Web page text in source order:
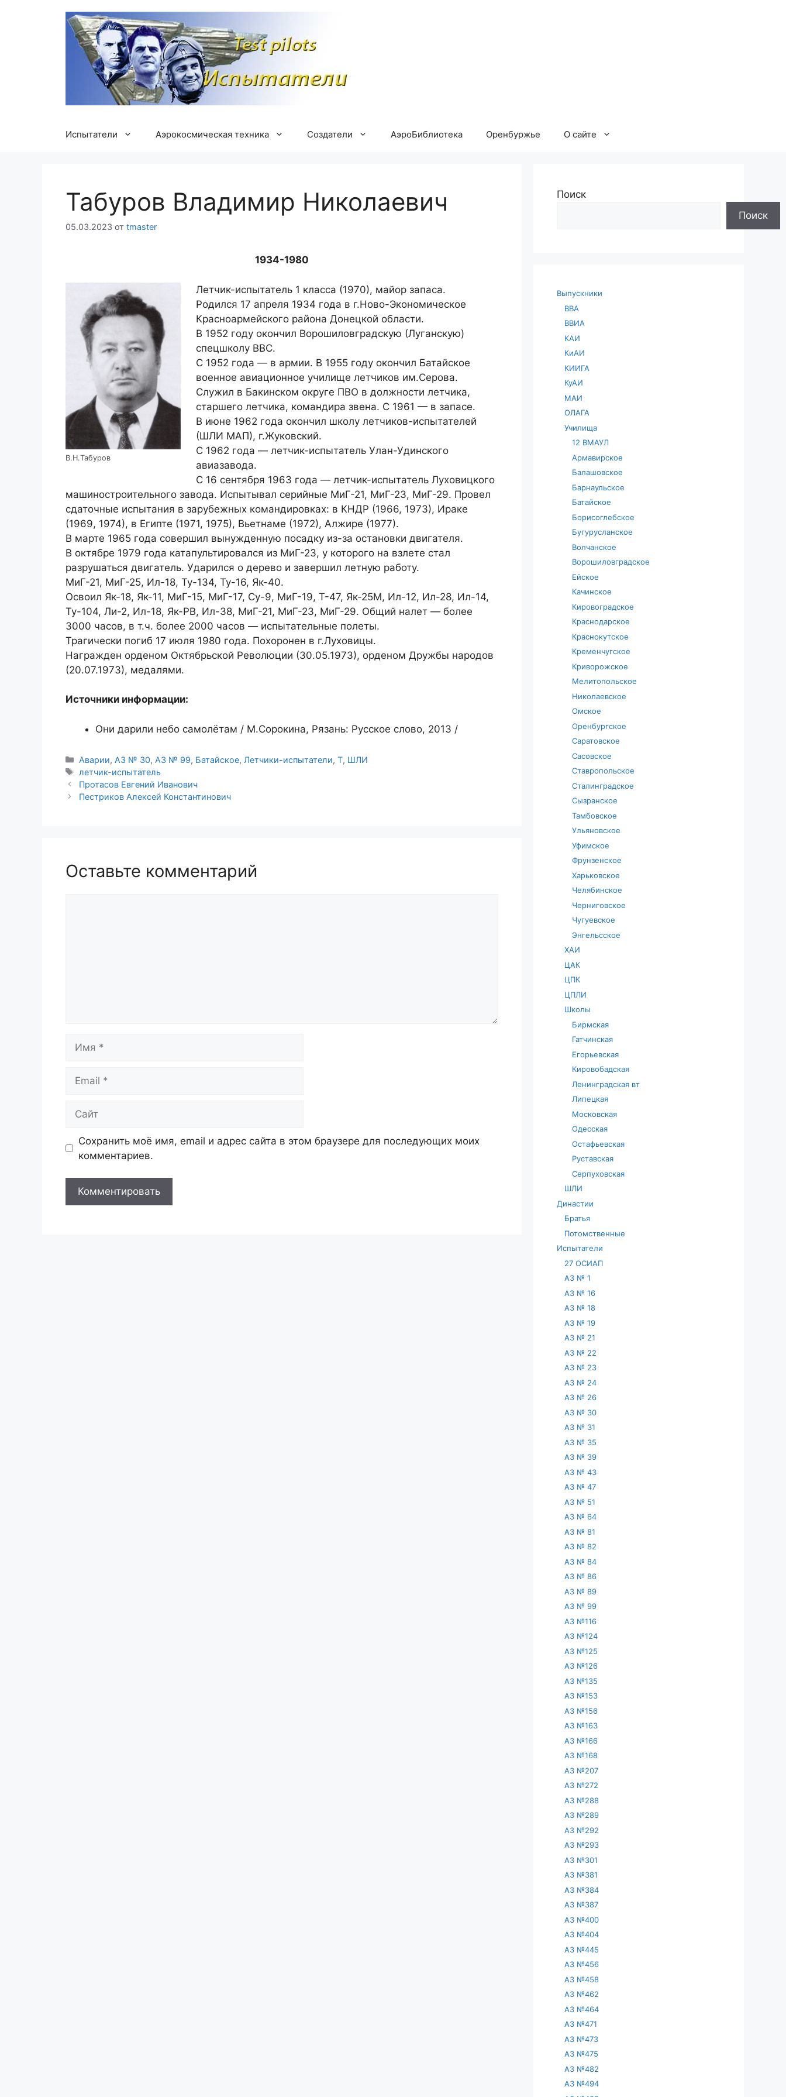
Испытатели Аэрокосмическая техника Создатели АэроБиблиотека Оренбуржье О сайте
Табуров Владимир Николаевич
05.03.2023 от tmaster
1934-1980
В.Н.Табуров
Летчик-испытатель 1 класса (1970), майор запаса.
Родился 17 апреля 1934 года в г.Ново-Экономическое
Красноармейского района Донецкой области.
В 1952 году окончил Ворошиловградскую (Луганскую)
спецшколу ВВС.
С 1952 года — в армии. В 1955 году окончил Батайское
военное авиационное училище летчиков им.Серова.
Служил в Бакинском округе ПВО в должности летчика,
старшего летчика, командира звена. С 1961 — в запасе.
В июне 1962 года окончил школу летчиков-испытателей
(ШЛИ МАП), г.Жуковский.
С 1962 года — летчик-испытатель Улан-Удинского
авиазавода.
C 16 сентября 1963 года — летчик-испытатель Луховицкого
машиностроительного завода. Испытывал серийные МиГ-21, МиГ-23, МиГ-29. Провел
сдаточные испытания в зарубежных командировках: в КНДР (1966, 1973), Ираке
(1969, 1974), в Египте (1971, 1975), Вьетнаме (1972), Алжире (1977).
В марте 1965 года совершил вынужденную посадку из-за остановки двигателя.
В октябре 1979 года катапультировался из МиГ-23, у которого на взлете стал
разрушаться двигатель. Ударился о дерево и завершил летную работу.
МиГ-21, МиГ-25, Ил-18, Ту-134, Ту-16, Як-40.
Освоил Як-18, Як-11, МиГ-15, МиГ-17, Су-9, МиГ-19, Т-47, Як-25М, Ил-12, Ил-28, Ил-14,
Ту-104, Ли-2, Ил-18, Як-РВ, Ил-38, МиГ-21, МиГ-23, МиГ-29. Общий налет — более
3000 часов, в т.ч. более 2000 часов — испытательные полеты.
Трагически погиб 17 июля 1980 года. Похоронен в г.Луховицы.
Награжден орденом Октябрьской Революции (30.05.1973), орденом Дружбы народов
(20.07.1973), медалями.
Источники информации:
Они дарили небо самолётам / М.Сорокина, Рязань: Русское слово, 2013 /
Рубрики
Аварии, АЗ № 30, АЗ № 99, Батайское,Летчики-испытатели,Т, ШЛИ
Метки
летчик-испытатель
Протасов Евгений Иванович
Пестриков Алексей Константинович
Оставьте комментарий
Сохранить моё имя, email и адрес сайта в этом браузере для последующих моих
комментариев.
Поиск
Поиск
Выпускники
ВВА
ВВИА
КАИ
КиАИ
КИИГА
КуАИ
МАИ
ОЛАГА
Училища
12 ВМАУЛ
Армавирское
Балашовское
Барнаульское
Батайское
Борисоглебское
Бугурусланское
Волчанское
Ворошиловградское
Ейское
Качинское
Кировоградское
Краснодарское
Краснокутское
Кременчугское
Криворожское
Мелитопольское
Николаевское
Омское
Оренбургское
Саратовское
Сасовское
Ставропольское
Сталинградское
Сызранское
Тамбовское
Ульяновское
Уфимское
Фрунзенское
Харьковское
Челябинское
Черниговское
Чугуевское
Энгельсское
ХАИ
ЦАК
ЦПК
ЦПЛИ
Школы
Бирмская
Гатчинская
Егорьевская
Кировобадская
Ленинградская вт
Липецкая
Московская
Одесская
Остафьевская
Руставская
Серпуховская
ШЛИ
Династии
Братья
Потомственные
Испытатели
27 ОСИАП
АЗ № 1
АЗ № 16
АЗ № 18
АЗ № 19
АЗ № 21
АЗ № 22
АЗ № 23
АЗ № 24
АЗ № 26
АЗ № 30
АЗ № 31
АЗ № 35
АЗ № 39
АЗ № 43
АЗ № 47
АЗ № 51
АЗ № 64
АЗ № 81
АЗ № 82
АЗ № 84
АЗ № 86
АЗ № 89
АЗ № 99
АЗ №116
АЗ №124
АЗ №125
АЗ №126
АЗ №135
АЗ №153
АЗ №156
АЗ №163
АЗ №166
АЗ №168
АЗ №207
АЗ №272
АЗ №288
АЗ №289
АЗ №292
АЗ №293
АЗ №301
АЗ №381
АЗ №384
АЗ №387
АЗ №400
АЗ №404
АЗ №445
АЗ №456
АЗ №458
АЗ №462
АЗ №464
АЗ №471
АЗ №473
АЗ №475
АЗ №482
АЗ №494